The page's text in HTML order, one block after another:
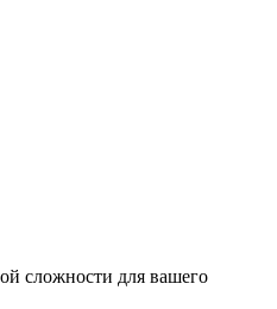
сложности для вашего